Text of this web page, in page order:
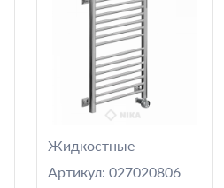
Жидкостные
Артикул: 027020806